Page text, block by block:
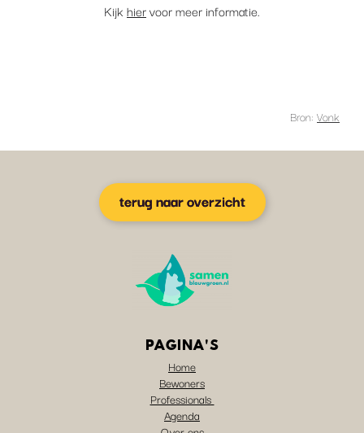
Kijk hiervoor meer informatie.
Bron: Vonk
terug naar overzicht
PAGINA'S
Home
Bewoners
Professionals
Agenda